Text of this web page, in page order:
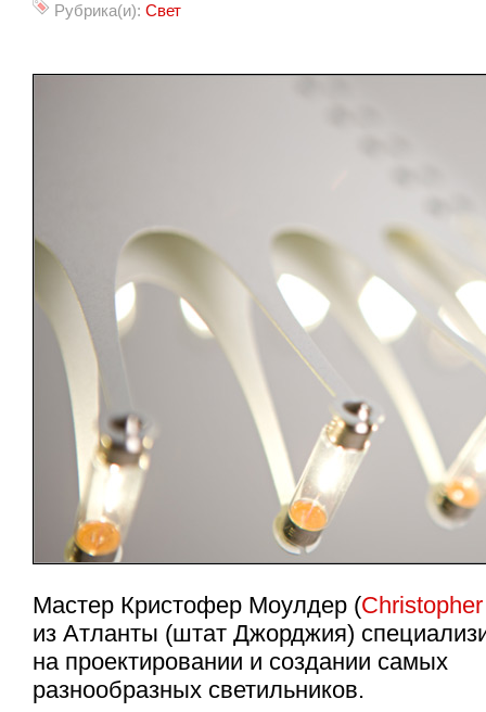
Рубрика(и): Свет
Мастер Кристофер Моулдер (
из Атланты (штат Джорджия)
на проектировании и создании самых
разнообразных светильников.